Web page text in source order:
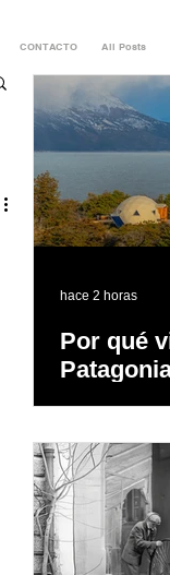
CONTACTO All Posts
Por qué
hace 2 horas